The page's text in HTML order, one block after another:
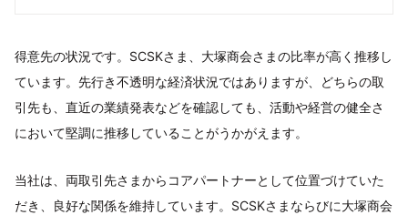
得意先の状況です。SCSKさま、大塚商会さまの比率が高く推移し
ています。先行き不透明な経済状況ではありますが、どちらの取
引先も、直近の業績発表などを確認しても、活動や経営の健全さ
において堅調に推移していることがうかがえます。
当社は、両取引先さまからコアパートナーとして位置づけていた
だき、良好な関係を維持しています。SCSKさまならびに大塚商会